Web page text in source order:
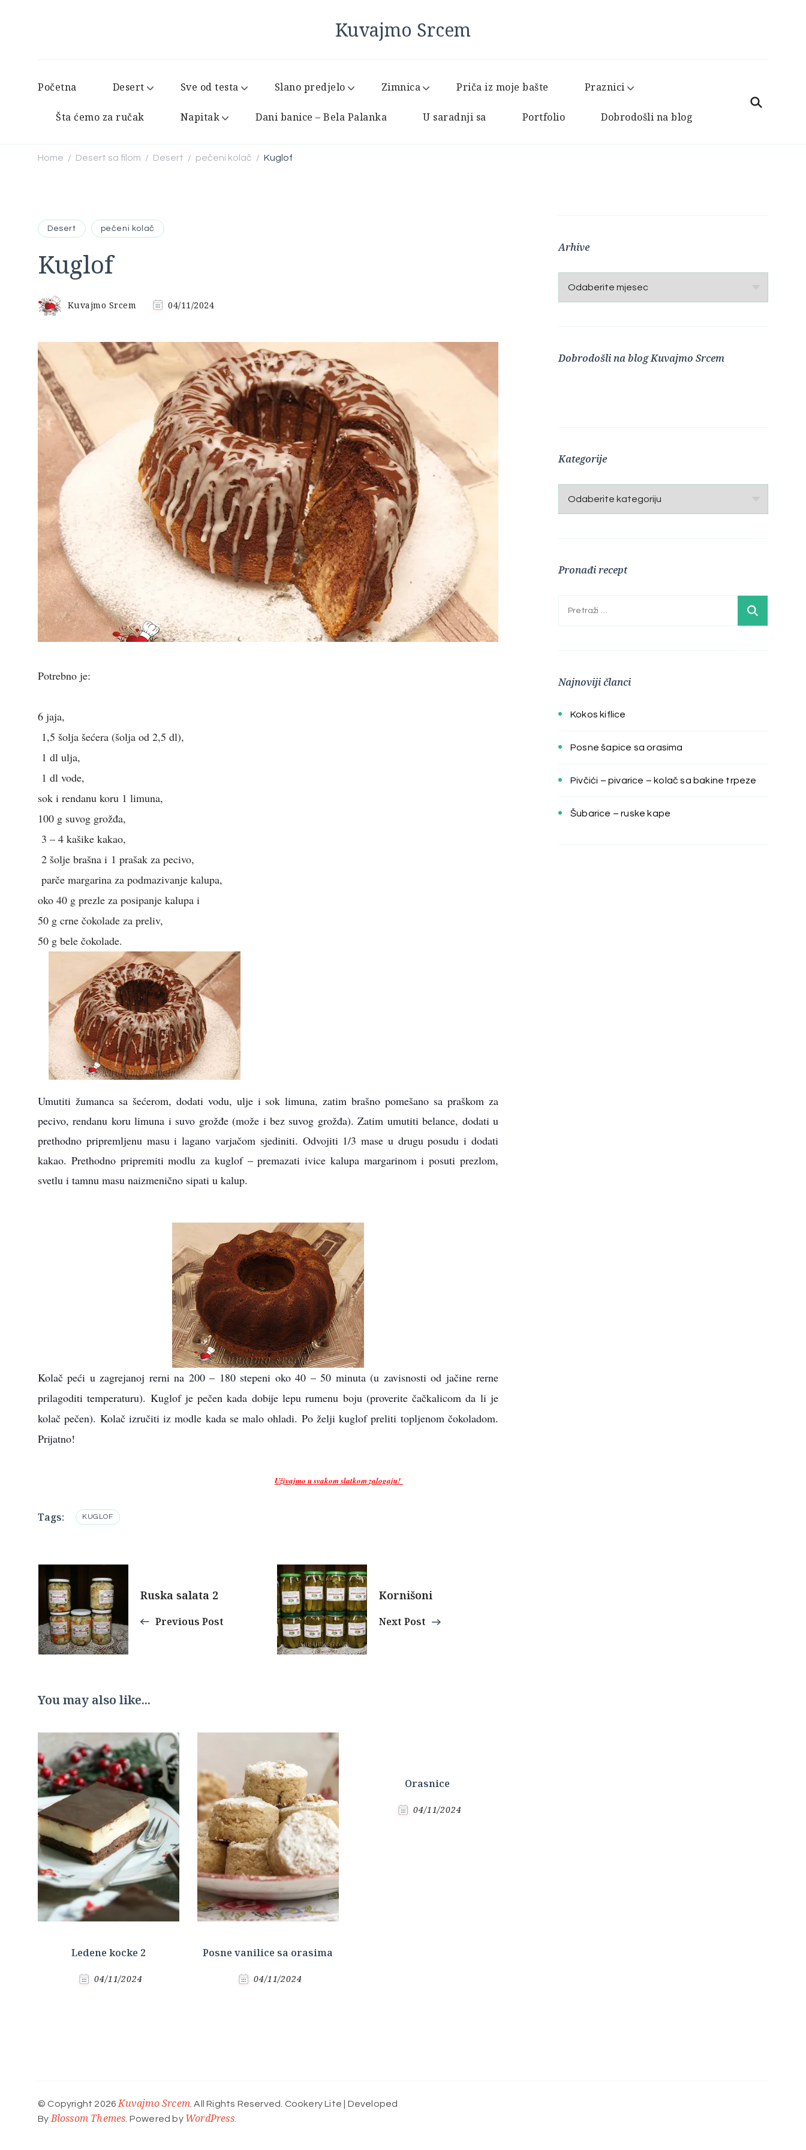
Kuvajmo Srcem
Početna Desert Sve od testa Slano predjelo Zimnica Priča iz moje bašte Praznici
Šta ćemo za ručak Napitak Dani banice – Bela Palanka U saradnji sa Portfolio Dobrodošli na blog
Home / Desert sa filom / Desert / pečeni kolač / Kuglof
Desert pečeni kolač
Kuglof
Kuvajmo Srcem 04/11/2024
Potrebno je:
6 jaja,
1,5 šolja šećera (šolja od 2,5 dl),
1 dl ulja,
1 dl vode,
sok i rendanu koru 1 limuna,
100 g suvog grožđa,
3 – 4 kašike kakao,
2 šolje brašna i 1 prašak za pecivo,
parče margarina za podmazivanje kalupa,
oko 40 g prezle za posipanje kalupa i
50 g crne čokolade za preliv,
50 g bele čokolade.
Umutiti žumanca sa šećerom, dodati vodu, ulje i sok limuna, zatim brašno pomešano sa praškom za
pecivo, rendanu koru limuna i suvo grožđe (može i bez suvog grožđa). Zatim umutiti belance, dodati u
prethodno pripremljenu masu i lagano varjačom sjediniti. Odvojiti 1/3 mase u drugu posudu i dodati
kakao. Prethodno pripremiti modlu za kuglof – premazati ivice kalupa margarinom i posuti prezlom,
svetlu i tamnu masu naizmenično sipati u kalup.
Kolač peći u zagrejanoj rerni na 200 – 180 stepeni oko 40 – 50 minuta (u zavisnosti od jačine rerne
prilagoditi temperaturu). Kuglof je pečen kada dobije lepu rumenu boju (proverite čačkalicom da li je
kolač pečen). Kolač izručiti iz modle kada se malo ohladi. Po želji kuglof preliti topljenom čokoladom.
Prijatno!
Uživajmo u svakom slatkom zalogaju!
Tags: KUGLOF
Post
Navigation
Ruska salata 2
Previous Post
Kornišoni
Next Post
You may also like...
Ledene kocke 2
04/11/2024
Posne vanilice sa orasima
04/11/2024
Orasnice
04/11/2024
Arhive
Arhive
Dobrodošli na blog Kuvajmo Srcem
Kategorije
Kategorije
Pronađi recept
Pretraga:
Najnoviji članci
Kokos kiflice
Posne šapice sa orasima
Pivčići – pivarice – kolač sa bakine trpeze
Šubarice – ruske kape
© Copyright 2026 Kuvajmo Srcem . All Rights Reserved. Cookery Lite | Developed
By Blossom Themes . Powered by WordPress.